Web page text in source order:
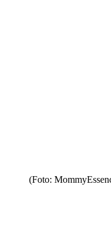
(Foto: